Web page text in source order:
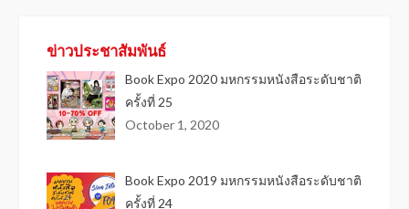
ข่าวประชาสัมพันธ์
Book Expo 2020 มหกรรมหนังสือระดับชาติ
ครั้งที่ 25
October 1, 2020
Book Expo 2019 มหกรรมหนังสือระดับชาติ
ครั้งที่ 24